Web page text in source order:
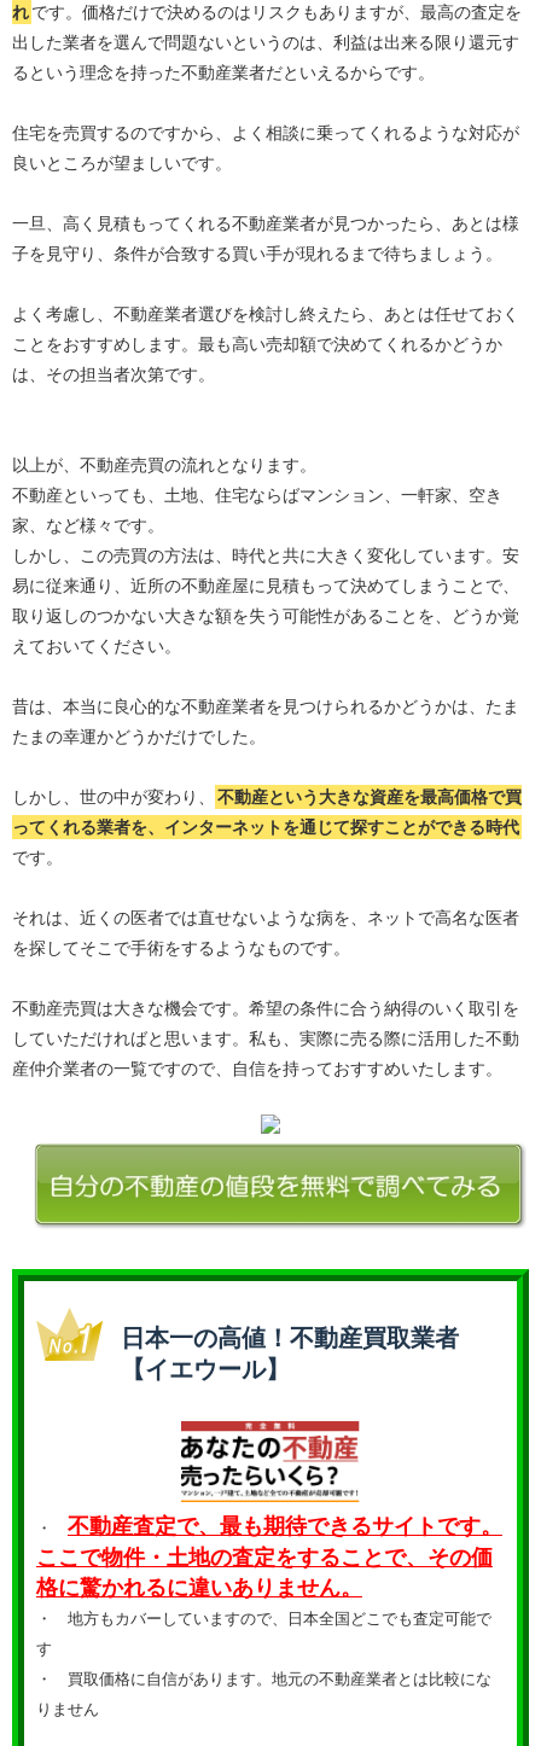
れです。価格だけで決めるのはリスクもありますが、最高の査定を
出した業者を選んで問題ないというのは、利益は出来る限り還元す
るという理念を持った不動産業者だといえるからです。
住宅を売買するのですから、よく相談に乗ってくれるような対応が
良いところが望ましいです。
一旦、高く見積もってくれる不動産業者が見つかったら、あとは様
子を見守り、条件が合致する買い手が現れるまで待ちましょう。
よく考慮し、不動産業者選びを検討し終えたら、あとは任せておく
ことをおすすめします。最も高い売却額で決めてくれるかどうか
は、その担当者次第です。
以上が、不動産売買の流れとなります。
不動産といっても、土地、住宅ならばマンション、一軒家、空き
家、など様々です。
しかし、この売買の方法は、時代と共に大きく変化しています。安
易に従来通り、近所の不動産屋に見積もって決めてしまうことで、
取り返しのつかない大きな額を失う可能性があることを、どうか覚
えておいてください。
昔は、本当に良心的な不動産業者を見つけられるかどうかは、たま
たまの幸運かどうかだけでした。
しかし、世の中が変わり、
不動産という大きな資産を最高価格で買
ってくれる業者を、インターネットを通じて探すことができる時代
です。
それは、近くの医者では直せないような病を、ネットで高名な医者
を探してそこで手術をするようなものです。
不動産売買は大きな機会です。希望の条件に合う納得のいく取引を
していただければと思います。私も、実際に売る際に活用した不動
産仲介業者の一覧ですので、自信を持っておすすめいたします。
日本一の高値！不動産買取業者
【イエウール】
・ 不動産査定で、最も期待できるサイトです。
ここで物件・土地の査定をすることで、その価
格に驚かれるに違いありません。
・ 地方もカバーしていますので、日本全国どこでも査定可能で
す
・ 買取価格に自信があります。地元の不動産業者とは比較にな
りません